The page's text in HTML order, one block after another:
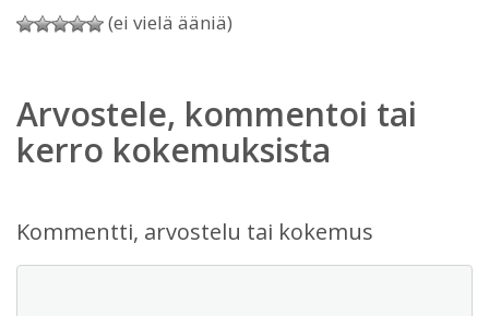
(ei vielä ääniä)
Arvostele, kommentoi tai
kerro kokemuksista
Kommentti, arvostelu tai kokemus